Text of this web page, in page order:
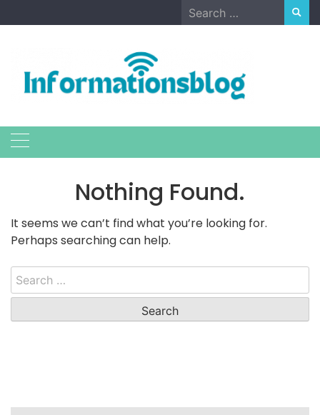
to
Search
for:
Nothing Found.
It seems we can’t find what you’re looking for.
Perhaps searching can help.
Search
for: